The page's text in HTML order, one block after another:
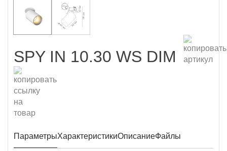
SPY IN 10.30 WS DIM
ПараметрыХарактеристикиОписаниеФайлы